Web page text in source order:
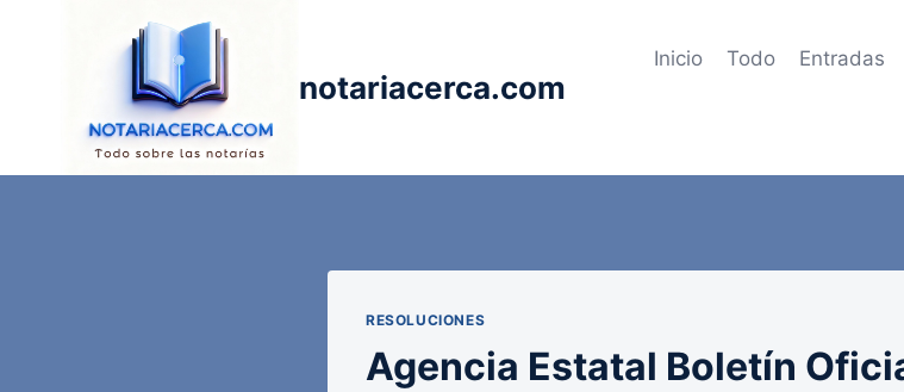
notariacerca.com
Inicio Todo Entradas
RESOLUCIONES
Agencia Estatal Boletín